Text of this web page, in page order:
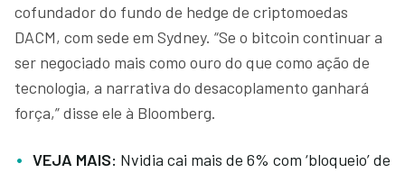
cofundador do fundo de hedge de criptomoedas
DACM, com sede em Sydney. “Se o bitcoin continuar a
ser negociado mais como ouro do que como ação de
tecnologia, a narrativa do desacoplamento ganhará
força,” disse ele à Bloomberg.
VEJA MAIS: Nvidia cai mais de 6% com ‘bloqueio’ de